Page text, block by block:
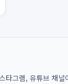
타그램, 유튜브 채널